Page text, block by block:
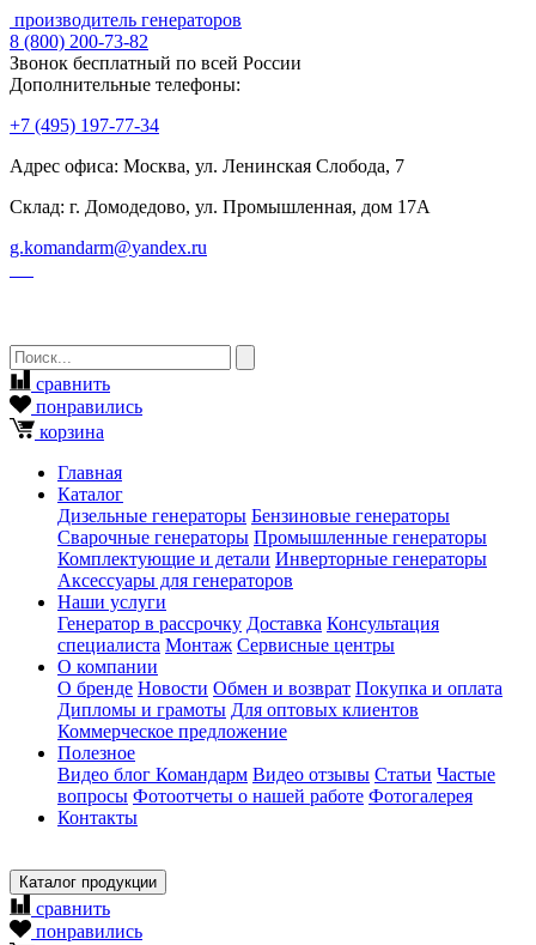
производитель генераторов
8 (800) 200-73-82
Звонок бесплатный по всей России
Дополнительные телефоны:
+7 (495) 197-77-34
Адрес офиса: Москва, ул. Ленинская Слобода, 7
Склад: г. Домодедово, ул. Промышленная, дом 17А
g.komandarm@yandex.ru
сравнить
понравились
корзина
Главная
Каталог
Дизельные генераторы Бензиновые генераторы
Сварочные генераторы Промышленные генераторы
Комплектующие и детали Инверторные генераторы
Аксессуары для генераторов
Наши услуги
Генератор в рассрочку Доставка Консультация
специалиста Монтаж Сервисные центры
О компании
О бренде Новости Обмен и возврат Покупка и оплата
Дипломы и грамоты Для оптовых клиентов
Коммерческое предложение
Полезное
Видео блог Командарм Видео отзывы Статьи Частые
вопросы Фотоотчеты о нашей работе Фотогалерея
Контакты
Каталог продукции
сравнить
понравились